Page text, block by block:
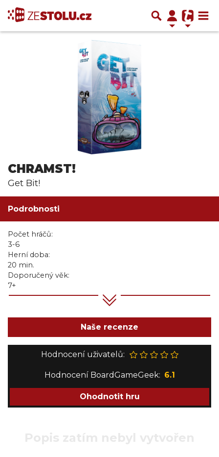
CHRAMST!
Get Bit!
Podrobnosti
Počet hráčů:
3-6
Herní doba:
20 min.
Doporučený věk:
7+
Naše recenze
Hodnocení uživatelů:
Hodnocení BoardGameGeek: 6.1
Ohodnotit hru